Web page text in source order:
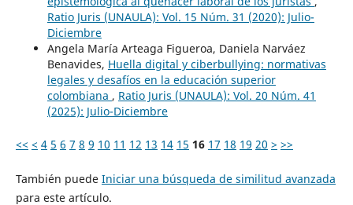
Ratio Juris (UNAULA): Vol. 15 Núm. 31 (2020): Julio-
Diciembre
Angela María Arteaga Figueroa, Daniela Narváez
Benavides, Huella digital y ciberbullying: normativas
legales y desafíos en la educación superior
colombiana , Ratio Juris (UNAULA): Vol. 20 Núm. 41
(2025): Julio-Diciembre
<< < 4 5 6 7 8 9 10 11 12 13 14 15 16 17 18 19 20 > >>
También puede Iniciar una búsqueda de similitud avanzada
para este artículo.